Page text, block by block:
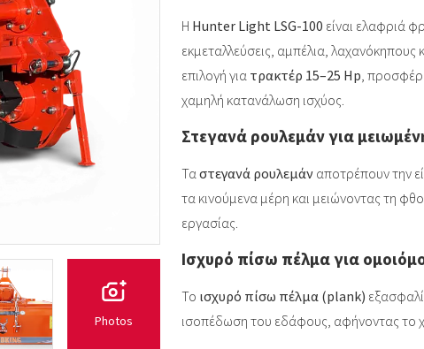
Photos
Η Hunter Light LSG-100 είναι ελαφριά
εκμεταλλεύσεις, αμπέλια, λαχανόκηπους
επιλογή για τρακτέρ 15–25 Hp,
χαμηλή κατανάλωση ισχύος.
Στεγανά ρουλεμάν για
Ταστεγανά ρουλεμάν αποτρέπουν την
τα κινούμενα μέρη και μειώνοντας τη
εργασίας.
Ισχυρό πίσω πέλμα για
Το ισχυρό πίσω πέλμα (plank)
ισοπέδωση του εδάφους, αφήνοντας το